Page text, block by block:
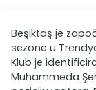
Beşiktaş je
sezone u
Klub je
Muhammeda